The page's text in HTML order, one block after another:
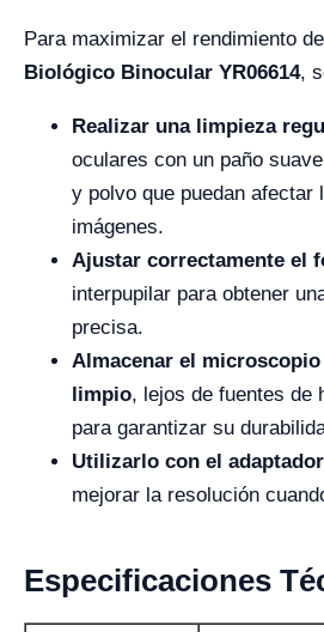
Para maximizar el rendimiento
Biológico Binocular YR06614,
Realizar una limpieza
oculares con un paño
y polvo que puedan afectar
imágenes.
Ajustar correctamente el
interpupilar para obtener
precisa.
Almacenar el
limpio, lejos de fuentes de
para garantizar su
Utilizarlo con el
mejorar la resolución
Especificaciones